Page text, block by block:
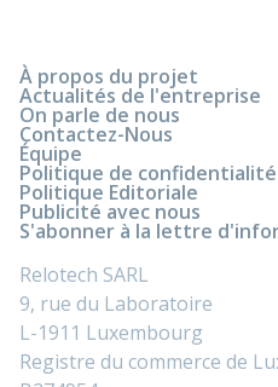
À propos du projet
Actualités de l'entreprise
On parle de nous
Contactez-Nous
Équipe
Politique de confidentialité
Politique Editoriale
Publicité avec nous
S'abonner à la lettre
Relotech SARL
9, rue du Laboratoire
L-1911 Luxembourg
Registre du commerce de